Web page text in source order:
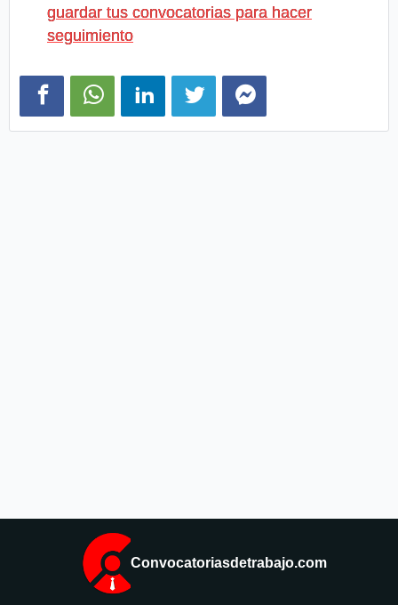
guardar tus convocatorias para hacer
seguimiento
Convocatoriasdetrabajo.com